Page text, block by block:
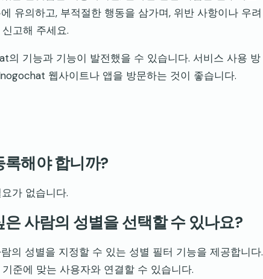
유의하고, 부적절한 행동을 삼가며, 위반 사항이나 우려
고해 주세요.
기능과 기능이 발전했을 수 있습니다. 서비스 사용 방
웹사이트나 앱을 방문하는 것이 좋습니다.
해야 합니까?
가 없습니다.
사람의 성별을 선택할 수 있나요?
의 성별을 지정할 수 있는 성별 필터 기능을 제공합니다.
준에 맞는 사용자와 연결할 수 있습니다.